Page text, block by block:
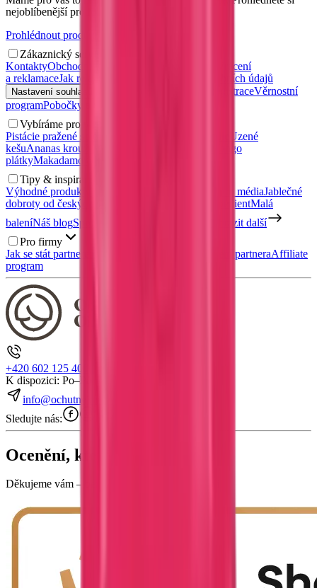
nejoblíbenější produkty.
Prohlédnout produkty
Zákaznický servis
KontaktyObchodní podmínky
Vrácení
a reklamaceJak reklamovat? Zásady ochrany osobních údajů
Nastavení souhlasů s personalizací RegistraceVěrnostní
programPobočky a výdejní místa
Vybíráme pro vás
Pistácie pražené solené
Uzené
kešuAnanas kroužky
Mango
plátkyMakadamové ořechy
Tipy & inspirace
Výhodné produkty v akci
Kontakt pro médiaJablečné
dobroty od českých sadařů
Nábor: Skladník / expedientMalá
baleníNáš blogSpolupracujte s námi
Zobrazit další
Pro firmy
Jak se stát partnerem?
Přihlášení partneraAffiliate
program
+420 602 125 400
K dispozici: Po–Pá 7:00–15:30
info@ochutnejorech.cz
Sledujte nás:
Ocenění, která mluví za nás
Děkujeme vám – bez vás bychom to nedokázali!